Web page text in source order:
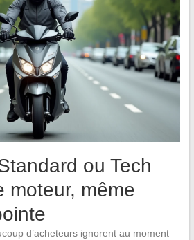
ou Tech
moteur, même
d’acheteurs ignorent au moment